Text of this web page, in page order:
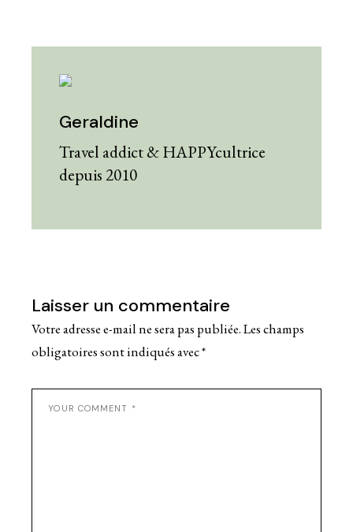
Geraldine
Travel addict & HAPPYcultrice
depuis 2010
Laisser un commentaire
Votre adresse e-mail ne sera pas publiée.Les champs
obligatoires sont indiqués avec*